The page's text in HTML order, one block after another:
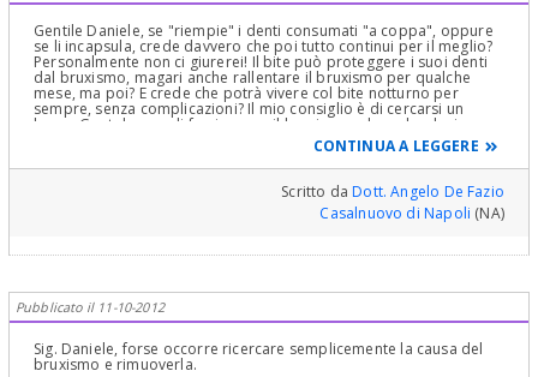
Gentile Daniele, se "riempie" i denti consumati "a coppa", oppure
se li incapsula, crede davvero che poi tutto continui per il meglio?
Personalmente non ci giurerei! Il bite può proteggere i suoi denti
dal bruxismo, magari anche rallentare il bruxismo per qualche
mese, ma poi? E crede che potrà vivere col bite notturno per
sempre, senza complicazioni? Il mio consiglio è di cercarsi un
bravo Gnatologo e di farsi curare il bruxismo e la malocclusione
che lo ha causato. Dopo potrà farsi ricostruire i denti consumati
CONTINUA A LEGGERE
Scritto daDott. Angelo De Fazio
Casalnuovo di Napoli (NA)
Pubblicato il 11-10-2012
Sig. Daniele, forse occorre ricercare semplicemente la causa del
bruxismo e rimuoverla.